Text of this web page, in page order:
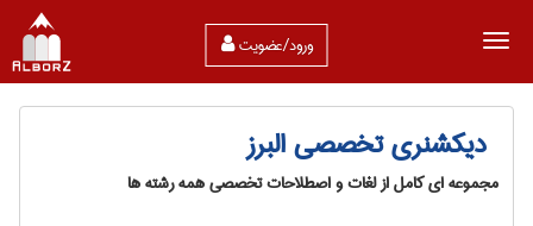
ورود/عضویت
دیکشنری تخصصی البرز
مجموعه ای کامل از لغات و اصطلاحات تخصصی همه رشته ها